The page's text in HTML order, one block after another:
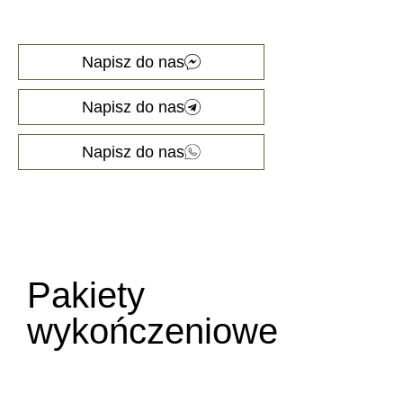
Napisz do nas
Napisz do nas
Napisz do nas
Pakiety
wykończeniowe